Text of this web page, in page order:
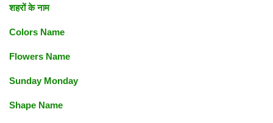
शहरों के नाम
Colors Name
Flowers Name
Sunday Monday
Shape Name